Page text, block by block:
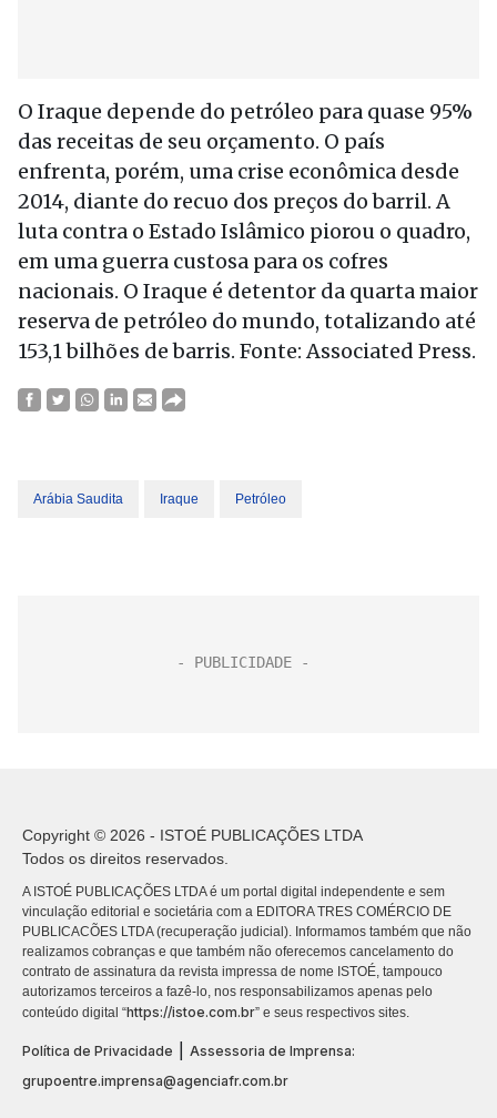
O Iraque depende do petróleo para quase 95%
das receitas de seu orçamento. O país
enfrenta, porém, uma crise econômica desde
2014, diante do recuo dos preços do barril. A
luta contra o Estado Islâmico piorou o quadro,
em uma guerra custosa para os cofres
nacionais. O Iraque é detentor da quarta maior
reserva de petróleo do mundo, totalizando até
153,1 bilhões de barris. Fonte: Associated Press.
Arábia Saudita Iraque Petróleo
Copyright © 2026 - ISTOÉ PUBLICAÇÕES LTDA
Todos os direitos reservados.
A ISTOÉ PUBLICAÇÕES LTDA é um portal digital independente e sem
vinculação editorial e societária com a EDITORA TRES COMÉRCIO DE
PUBLICACÕES LTDA (recuperação judicial). Informamos também que não
realizamos cobranças e que também não oferecemos cancelamento do
contrato de assinatura da revista impressa de nome ISTOÉ, tampouco
autorizamos terceiros a fazê-lo, nos responsabilizamos apenas pelo
conteúdo digital “https://istoe.com.br” e seus respectivos sites.
Política de Privacidade
Assessoria de Imprensa:
grupoentre.imprensa@agenciafr.com.br